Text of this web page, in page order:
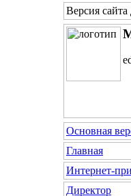
Версия
Основная
Главная
Интернет-
Директор